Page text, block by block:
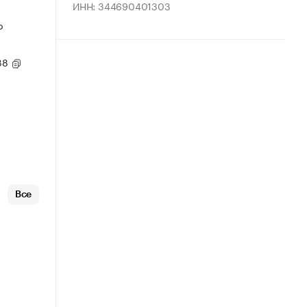
Все
ИНН: 344690401303